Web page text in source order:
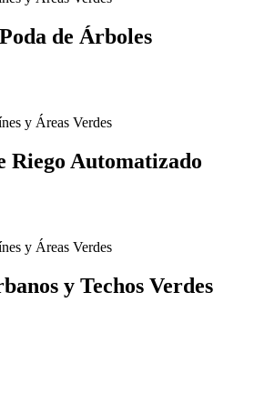
de Árboles
Riego Automatizado
y Techos Verdes